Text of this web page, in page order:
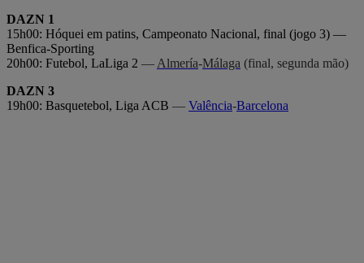
DAZN 1
15h00: Hóquei em patins, Campeonato Nacional, final (jogo 3) —
Benfica-Sporting
20h00: Futebol, LaLiga 2 — Almería-Málaga (final, segunda mão)
DAZN 3
19h00: Basquetebol, Liga ACB — Valência-Barcelona